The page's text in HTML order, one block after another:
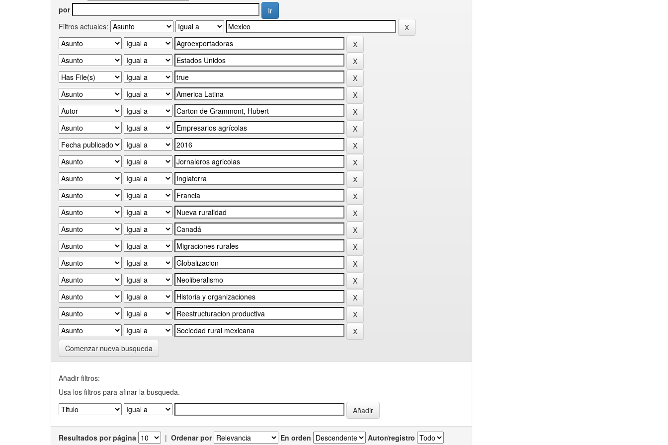
por
Filtros actuales:
Comenzar nueva busqueda
Añadir filtros:
Usa los filtros para afinar la busqueda.
Resultados por página | Ordenar por En orden Autor/registro